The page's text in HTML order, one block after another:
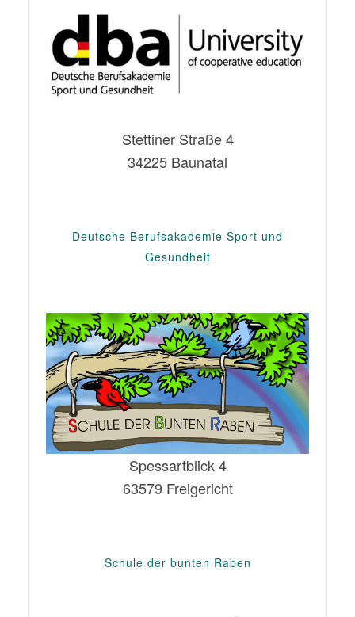
Stettiner Straße 4
34225 Baunatal
Deutsche Berufsakademie Sport und
Gesundheit
Spessartblick 4
63579 Freigericht
Schule der bunten Raben